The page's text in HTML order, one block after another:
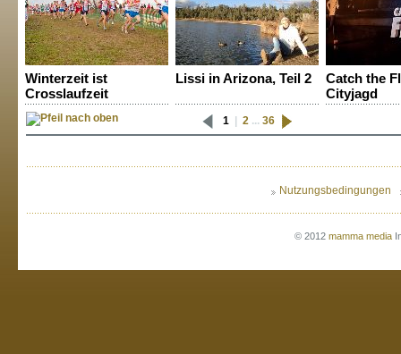
Winterzeit ist
Crosslaufzeit
Lissi in Arizona, Teil 2
Catch the
Cityjagd
1 2 ... 36
Nutzungsbedingungen
© 2012 mamma media